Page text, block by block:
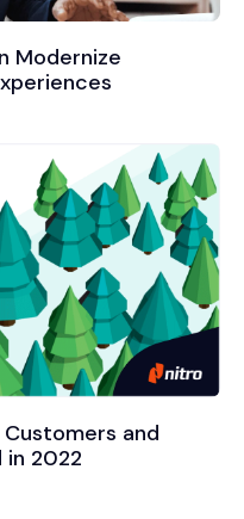
Modernize
and
in 2022